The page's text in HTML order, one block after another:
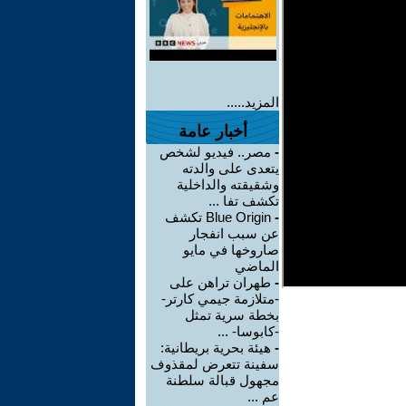
المزيد.....
أخبار عامة
- مصر.. فيديو لشخص
يتعدى على والدته
وشقيقته والداخلية
تكشف تفا ...
-
Blue Origin تكشف
عن سبب انفجار
صاروخها في مايو
الماضي
- طهران تراهن على
-متلازمة جيمي كارتر-
بخطة سرية تمثل
-كابوسا- ...
- هيئة بحرية بريطانية:
سفينة تتعرض لمقذوف
مجهول قبالة سلطنة
عم ...